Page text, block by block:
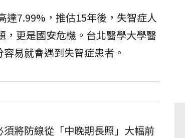
達7.99%，推估15年後，失智症人
更是國安危機。台北醫學大學醫
易就會遇到失智症患者。
將防線從「中晚期長照」大幅前